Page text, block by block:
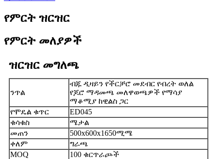
የምርት ዝርዝር
የምርት መለያዎች
ዝርዝር መግለጫ
ንጥል
ብጁ ዲዛይን የችርቻሮ መደብር የብረት ወለል
የጆሮ ማዳመጫ መለዋወጫዎች የማሳያ
ማቆሚያ ከዊልስ ጋር
የሞዴል ቁጥር
ED045
ቁሳቁስ
ሜታል
መጠን
500x600x1650ሚሜ
ቀለም
ግራጫ
MOQ
100 ቁርጥራጮች